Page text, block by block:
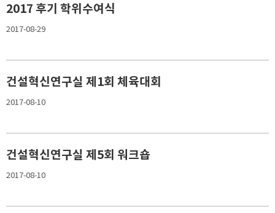
2017 후기 학위수여식
2017-08-29
건설혁신연구실 제1회 체육대회
2017-08-10
건설혁신연구실 제5회 워크숍
2017-08-10